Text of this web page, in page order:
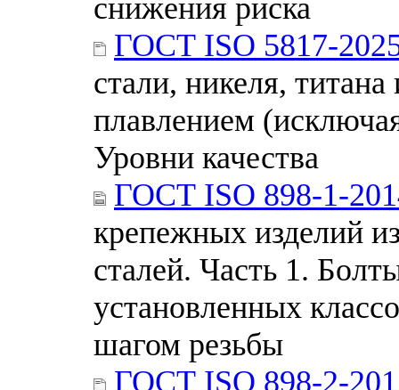
снижения риска
ГОСТ ISO 5817-
стали, никеля,
плавлением
Уровни качества
ГОСТ ISO 898-1-
крепежных изделий
сталей. Часть 1.
установленных
шагом резьбы
ГОСТ ISO 898-2-